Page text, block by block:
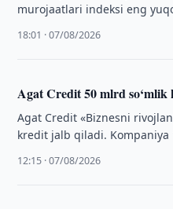
murojaatlari indeksi eng
18:01 · 07/08/2026
Agat Credit 50 mlrd
Agat Credit «Biznesni
kredit jalb qiladi.
12:15 · 07/08/2026